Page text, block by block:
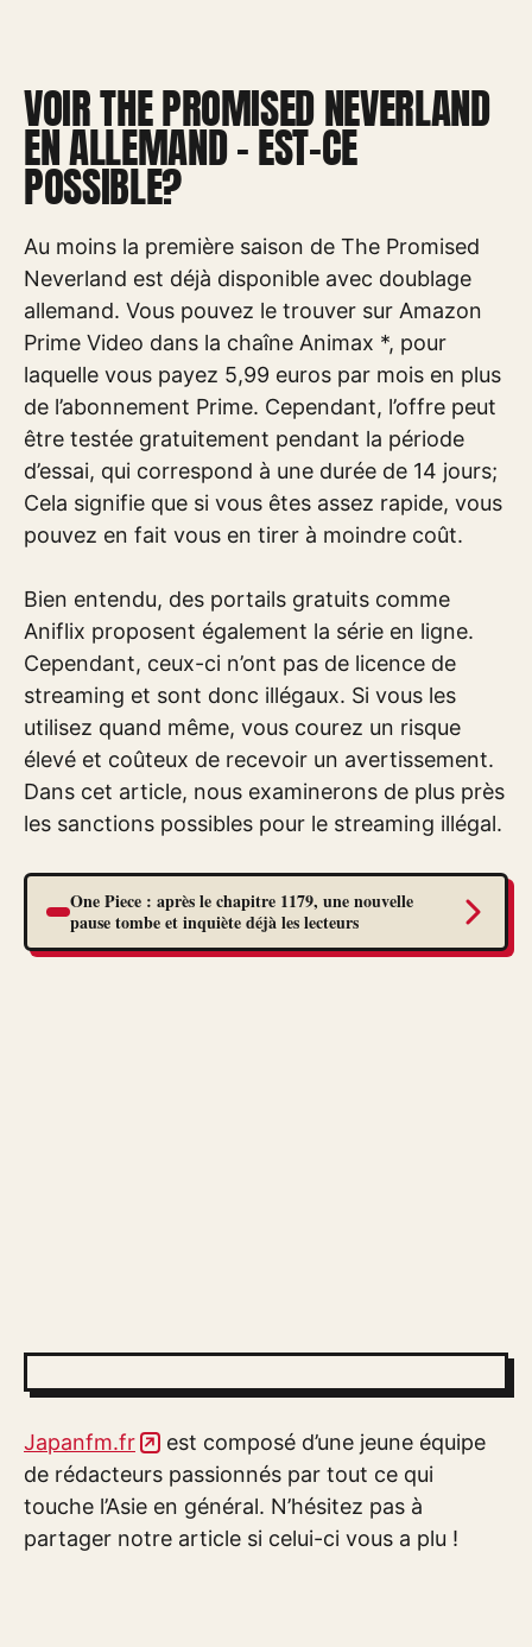
VOIR THE PROMISED NEVERLAND
EN ALLEMAND – EST-CE
POSSIBLE?
Au moins la première saison de The Promised
Neverland est déjà disponible avec doublage
allemand. Vous pouvez le trouver sur Amazon
Prime Video dans la chaîne Animax *, pour
laquelle vous payez 5,99 euros par mois en plus
de l’abonnement Prime. Cependant, l’offre peut
être testée gratuitement pendant la période
d’essai, qui correspond à une durée de 14 jours;
Cela signifie que si vous êtes assez rapide, vous
pouvez en fait vous en tirer à moindre coût.
Bien entendu, des portails gratuits comme
Aniflix proposent également la série en ligne.
Cependant, ceux-ci n’ont pas de licence de
streaming et sont donc illégaux. Si vous les
utilisez quand même, vous courez un risque
élevé et coûteux de recevoir un avertissement.
Dans cet article, nous examinerons de plus près
les sanctions possibles pour le streaming illégal.
One Piece : après le chapitre 1179, une nouvelle
pause tombe et inquiète déjà les lecteurs
Japanfm.fr
est composé d’une jeune équipe
de rédacteurs passionnés par tout ce qui
touche l’Asie en général. N’hésitez pas à
partager notre article si celui-ci vous a plu !